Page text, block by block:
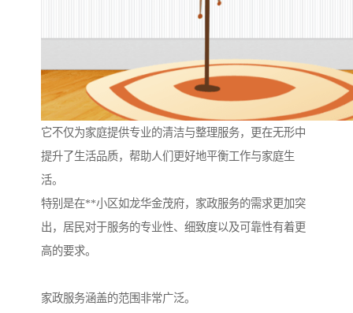
它不仅为家庭提供专业的清洁与整理服务，更在无形中
提升了生活品质，帮助人们更好地平衡工作与家庭生
活。
特别是在**小区如龙华金茂府，家政服务的需求更加突
出，居民对于服务的专业性、细致度以及可靠性有着更
高的要求。
家政服务涵盖的范围非常广泛。